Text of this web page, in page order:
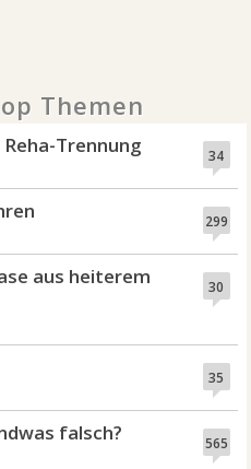
Themen
34
Trennung
299
30
aus heiterem
35
565
falsch?